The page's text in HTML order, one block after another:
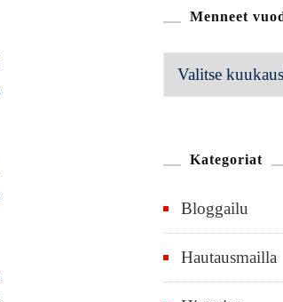
Menneet
M
e
e
v
Kategoriat
Bloggailu
Hautausmailla